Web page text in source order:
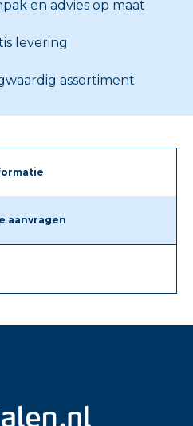
en advies op maat
levering
assortiment
aanvragen